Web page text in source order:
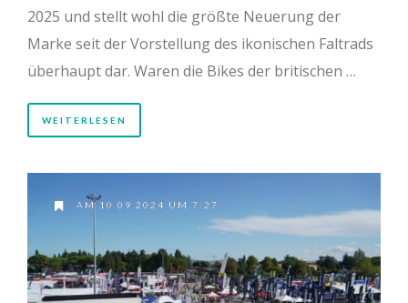
2025 und stellt wohl die größte Neuerung der
Marke seit der Vorstellung des ikonischen Faltrads
überhaupt dar. Waren die Bikes der britischen …
WEITERLESEN
AM 10.09.2024 UM 7:27